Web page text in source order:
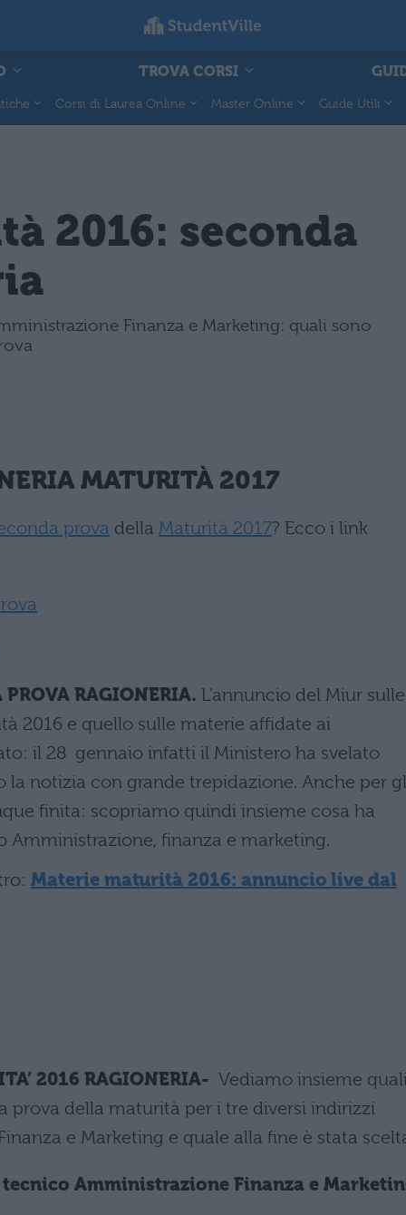
TROVA CORSI
Corsi di Laurea Online Master Online Guide Utili
2016: seconda
Finanza e Marketing: quali sono
MATURITÀ 2017
prova dellaMaturità 2017? Ecco i link
PROVA RAGIONERIA. L'annuncio del Miur sulle
2016 e quello sulle materie affidate ai
il 28 gennaio infatti il Ministero ha svelato
notizia con grande trepidazione. Anche per
finita: scopriamo quindi insieme cosa ha
finanza e marketing.
Materie maturità 2016: annuncio live dal
2016 RAGIONERIA- Vediamo insieme
prova della maturità per i tre diversi indirizzi
e Marketing e quale alla fine è stata
Amministrazione Finanza e